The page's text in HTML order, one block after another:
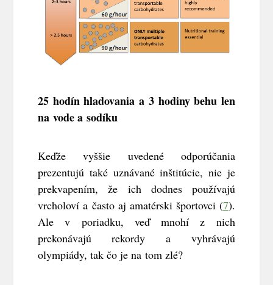
25 hodín hladovania a 3 hodiny behu len
na vode a sodíku
Keďže vyššie uvedené odporúčania
prezentujú také uznávané inštitúcie, nie je
prekvapením, že ich dodnes používajú
vrcholoví a často aj amatérski športovci (7).
Ale v poriadku, veď mnohí z nich
prekonávajú rekordy a vyhrávajú
olympiády, tak čo je na tom zlé?